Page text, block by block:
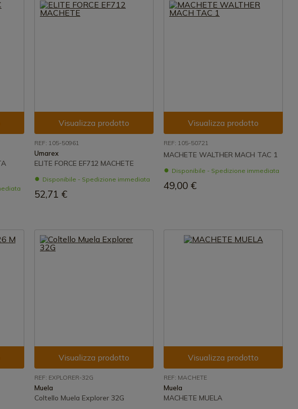
Visualizza prodotto
REF: 105-50961
Umarex
ELITE FORCE EF712 MACHETE
Disponibile - Spedizione immediata
52,71 €
Visualizza prodotto
REF: 105-50721
MACHETE WALTHER MACH TAC 1
Disponibile - Spedizione immediata
49,00 €
Visualizza prodotto
REF: EXPLORER-32G
Muela
Coltello Muela Explorer 32G
Visualizza prodotto
REF: MACHETE
Muela
MACHETE MUELA